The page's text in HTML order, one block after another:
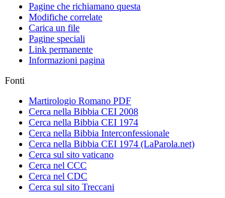
Pagine che richiamano questa
Modifiche correlate
Carica un file
Pagine speciali
Link permanente
Informazioni pagina
Fonti
Martirologio Romano PDF
Cerca nella Bibbia CEI 2008
Cerca nella Bibbia CEI 1974
Cerca nella Bibbia Interconfessionale
Cerca nella Bibbia CEI 1974 (LaParola.net)
Cerca sul sito vaticano
Cerca nel CCC
Cerca nel CDC
Cerca sul sito Treccani